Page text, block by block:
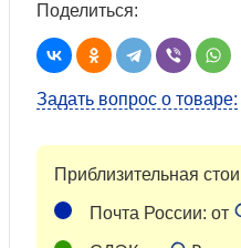
Поделиться:
Задать вопрос о товаре:
Приблизительная
Почта России: от